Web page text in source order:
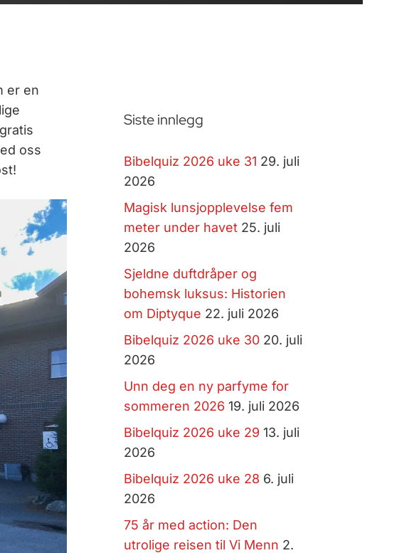
er en
oss
Siste innlegg
Bibelquiz 2026 uke 31 29. juli
2026
Magisk lunsjopplevelse fem
meter under havet 25. juli
2026
Sjeldne duftdråper og
bohemsk luksus: Historien
om Diptyque 22. juli 2026
Bibelquiz 2026 uke 30 20. juli
2026
Unn deg en ny parfyme for
sommeren 2026 19. juli 2026
Bibelquiz 2026 uke 29 13. juli
2026
Bibelquiz 2026 uke 28 6. juli
2026
75 år med action: Den
utrolige reisen til Vi Menn 2.